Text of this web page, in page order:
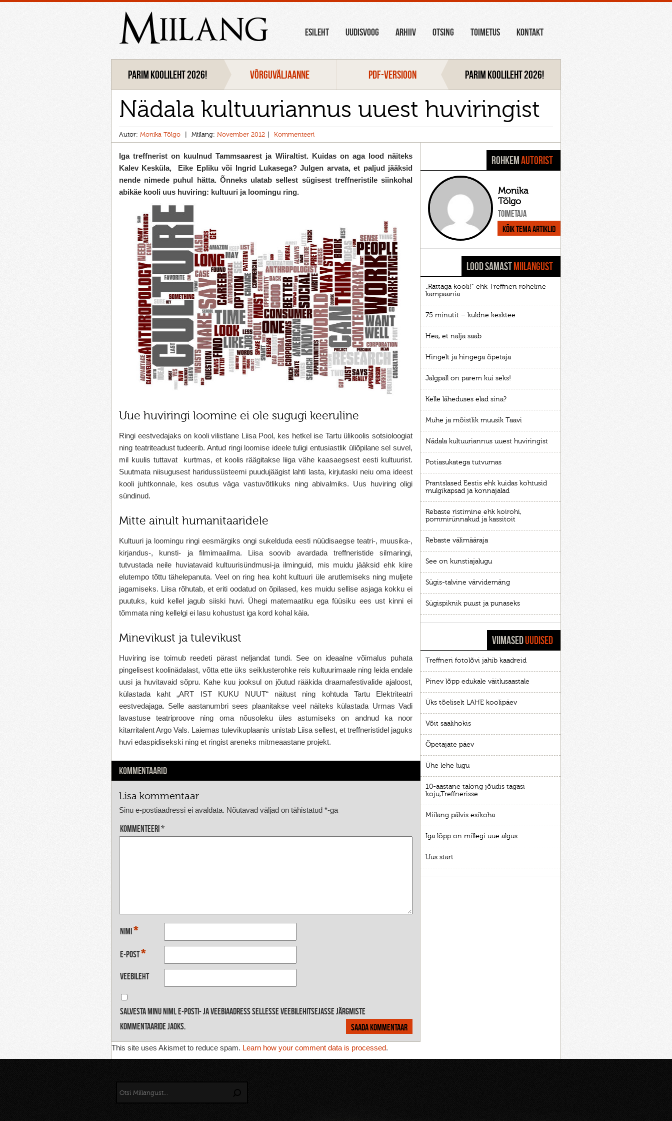
Miilang ESILEHT UUDISVOOG ARHIIV OTSING TOIMETUS KONTAKT
Parim koolileht 2026! VÕRGUVÄLJAANNE PDF-VERSIOON Parim koolileht 2026!
Nädala kultuuriannus uuest huviringist
Autor: Monika Tõlgo Miilang: November 2012 Kommenteeri
Iga treffnerist on kuulnud Tammsaarest ja Wiiraltist. Kuidas on aga lood näiteks
Kalev Kesküla, Eike Epliku või Ingrid Lukasega? Julgen arvata, et paljud jääksid
nende nimede puhul hätta. Õnneks ulatab sellest sügisest treffneristile siinkohal
abikäe kooli uus huviring: kultuuri ja loomingu ring.
Uue huviringi loomine ei ole sugugi keeruline
Ringi eestvedajaks on kooli vilistlane Liisa Pool, kes hetkel ise Tartu ülikoolis sotsioloogiat
ning teatriteadust tudeerib. Antud ringi loomise ideele tuligi entusiastlik üliõpilane sel suvel,
mil kuulis tuttavat kurtmas, et koolis räägitakse liiga vähe kaasaegsest eesti kultuurist.
Suutmata niisugusest haridussüsteemi puudujäägist lahti lasta, kirjutaski neiu oma ideest
kooli juhtkonnale, kes osutus väga vastuvõtlikuks ning abivalmiks. Uus huviring oligi
sündinud.
Mitte ainult humanitaaridele
Kultuuri ja loomingu ringi eesmärgiks ongi sukelduda eesti nüüdisaegse teatri-, muusika-,
kirjandus-, kunsti- ja filmimaailma. Liisa soovib avardada treffneristide silmaringi,
tutvustada neile huviatavaid kultuurisündmusi-ja ilminguid, mis muidu jääksid ehk kiire
elutempo tõttu tähelepanuta. Veel on ring hea koht kultuuri üle arutlemiseks ning muljete
jagamiseks. Liisa rõhutab, et eriti oodatud on õpilased, kes muidu sellise asjaga kokku ei
puutuks, kuid kellel jagub siiski huvi. Ühegi matemaatiku ega füüsiku ees ust kinni ei
tõmmata ning kellelgi ei lasu kohustust iga kord kohal käia.
Minevikust ja tulevikust
Huviring ise toimub reedeti pärast neljandat tundi. See on ideaalne võimalus puhata
pingelisest koolinädalast, võtta ette üks seiklusterohke reis kultuurimaale ning leida endale
uusi ja huvitavaid sõpru. Kahe kuu jooksul on jõutud rääkida draamafestivalide ajaloost,
külastada kaht „ART IST KUKU NUUT“ näitust ning kohtuda Tartu Elektriteatri
eestvedajaga. Selle aastanumbri sees plaanitakse veel näiteks külastada Urmas Vadi
lavastuse teatriproove ning oma nõusoleku üles astumiseks on andnud ka noor
kitarritalent Argo Vals. Laiemas tulevikuplaanis unistab Liisa sellest, et treffneristidel jaguks
huvi edaspidisekski ning et ringist areneks mitmeaastane projekt.
ROHKEMAUTORIST
Monika
Tõlgo
Toimetaja
Kõik tema artiklid
LOOD SAMASTMIILANGUST
„Rattaga kooli!” ehk Treffneri roheline
kampaania
75 minutit – kuldne kesktee
Hea, et nalja saab
Hingelt ja hingega õpetaja
Jalgpall on parem kui seks!
Kelle läheduses elad sina?
Muhe ja mõistlik muusik Taavi
Nädala kultuuriannus uuest huviringist
Potiasukatega tutvumas
Prantslased Eestis ehk kuidas kohtusid
mulgikapsad ja konnajalad
Rebaste ristimine ehk koirohi,
pommirünnakud ja kassitoit
Rebaste välimääraja
See on kunstiajalugu
Sügis-talvine värvidemäng
Sügispiknik puust ja punaseks
VIIMASEDUUDISED
Treffneri fotolõvi jahib kaadreid
Pinev lõpp edukale väitlusaastale
Üks tõeliselt LAHE koolipäev
Võit saalihokis
Õpetajate päev
Ühe lehe lugu
10-aastane talong jõudis tagasi
koju,Treffnerisse
Miilang pälvis esikoha
Iga lõpp on millegi uue algus
Uus start
KOMMENTAARID
Lisa kommentaar
Sinu e-postiaadressi ei avaldata. Nõutavad väljad on tähistatud *-ga
Kommenteeri *
Nimi *
E-post*
Veebileht
Salvesta minu nimi, e-posti- ja veebiaadress sellesse veebilehitsejasse järgmiste
kommentaaride jaoks.
This site uses Akismet to reduce spam. Learn how your comment data is processed.